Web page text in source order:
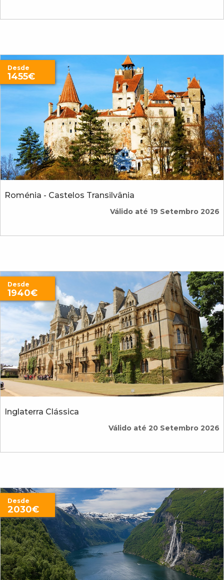
Roménia - Castelos Transilvânia
Desde
1455€
Válido até 19 Setembro 2026
Inglaterra Clássica
Desde
1940€
Válido até 20 Setembro 2026
Desde
2030€